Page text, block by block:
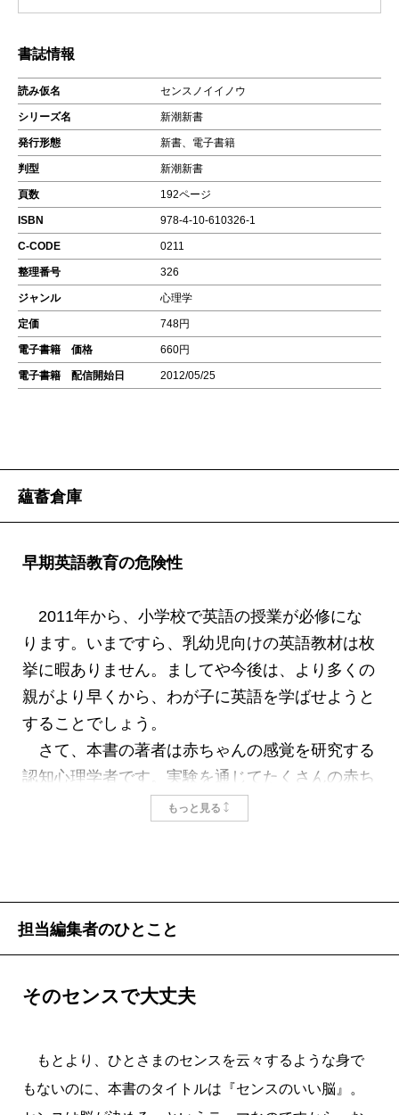
書誌情報
読み仮名 センスノイイノウ
シリーズ名 新潮新書
発行形態 新書、電子書籍
判型 新潮新書
頁数 192ページ
ISBN 978-4-10-610326-1
C-CODE 0211
整理番号 326
ジャンル 心理学
定価 748円
電子書籍 価格 660円
電子書籍 配信開始日 2012/05/25
蘊蓄倉庫
早期英語教育の危険性
2011年から、小学校で英語の授業が必修にな
ります。いまですら、乳幼児向けの英語教材は枚
挙に暇ありません。ましてや今後は、より多くの
親がより早くから、わが子に英語を学ばせようと
することでしょう。
さて、本書の著者は赤ちゃんの感覚を研究する
認知心理学者です。実験を通じてたくさんの赤ち
ゃんと接するなかで、赤ちゃんの驚くべき能力を
どころか、生後10カ月頃までなら、どこの国の言
ただし、いつも聞いている日本語の意味がわか
より有効に活用し、母語を自由自在に使いこなす
ための戦略です。
もっと見る
担当編集者のひとこと
そのセンスで大丈夫
もとより、ひとさまのセンスを云々するような身で
もないのに、本書のタイトルは『センスのいい脳』。